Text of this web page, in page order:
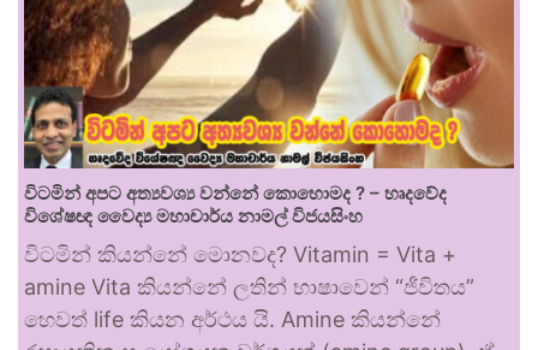
විටමින් අපට අත්‍යවශ්‍ය වන්නේ කොහොමද ? – හෘදවේද
විශේෂඥ වෛද්‍ය මහාචාර්ය නාමල් විජයසිංහ
විටමින් කියන්නේ මොනවද? Vitamin = Vita +
amine Vita කියන්නේ ලතින් භාෂාවෙන් “ජීවිතය”
හෙවත් life කියන අර්ථය යි. Amine කියන්නේ